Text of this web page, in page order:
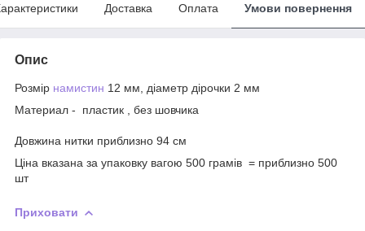
Доставка Оплата Умови повернення
Опис
Розмір намистин 12 мм, діаметр дірочки 2 мм
Материал - пластик , без шовчика
Довжина нитки приблизно 94 см
Ціна вказана за упаковку вагою 500 грамів = приблизно 500
шт
Приховати